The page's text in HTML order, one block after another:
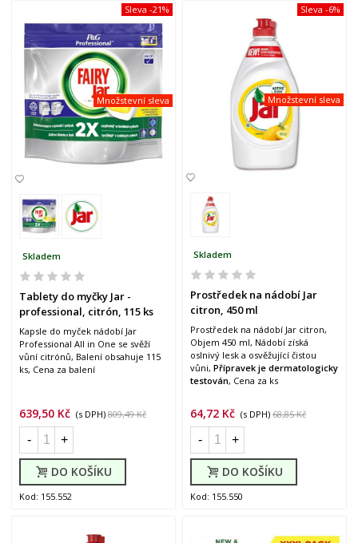
Množstevní sleva
Sleva -21%
Skladem
Tablety do myčky Jar -
professional, citrón, 115 ks
Kapsle do myček nádobí Jar
Professional All in One se svěží
vůní citrónů, Balení obsahuje 115
ks, Cena za balení
639,50 Kč (s DPH) 809,49 Kč
- +
DO KOŠÍKU
Kod: 155.552
Množstevní sleva
Sleva -6%
Skladem
Prostředek na nádobí Jar
citron, 450 ml
Prostředek na nádobí Jar citron,
Objem 450 ml, Nádobí získá
oslnivý lesk a osvěžující čistou
vůni, Přípravek je dermatologicky
testován, Cena za ks
64,72 Kč (s DPH) 68,85 Kč
- +
DO KOŠÍKU
Kod: 155.550